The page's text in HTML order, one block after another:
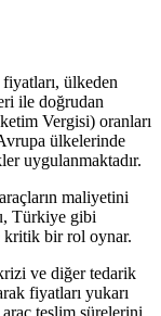
ülkeden
ile doğrudan
Vergisi) oranları
ülkelerinde
uygulanmaktadır.
maliyetini
Türkiye gibi
kritik bir rol oynar.
ve diğer tedarik
fiyatları yukarı
teslim sürelerini